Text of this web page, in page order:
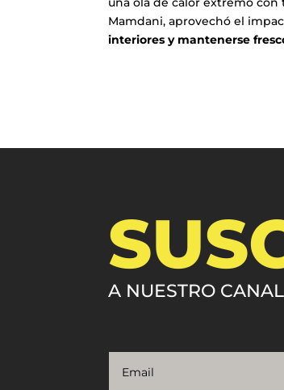
Mamdani, aprovechó el
interiores y mantenerse
A NUESTRO